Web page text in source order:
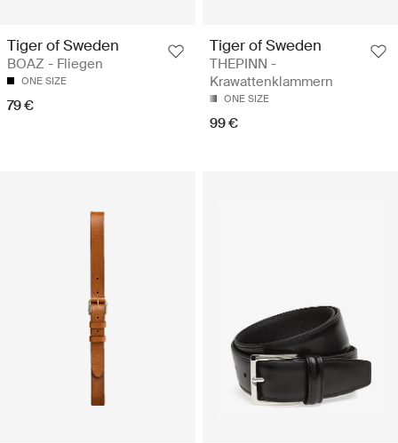
Tiger of Sweden
BOAZ - Fliegen
ONE SIZE
79 €
Tiger of Sweden
THEPINN -
Krawattenklammern
ONE SIZE
99 €